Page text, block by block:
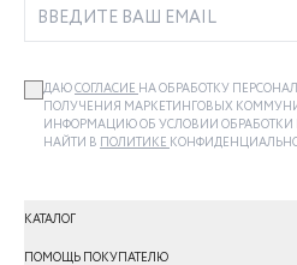
ДАЮСОГЛАСИЕ НА ОБРАБОТКУ
ПОЛУЧЕНИЯ МАРКЕТИНГОВЫХ
ИНФОРМАЦИЮ ОБ УСЛОВИИ
НАЙТИ В ПОЛИТИКЕ
КАТАЛОГ
ПОМОЩЬ ПОКУПАТЕЛЮ